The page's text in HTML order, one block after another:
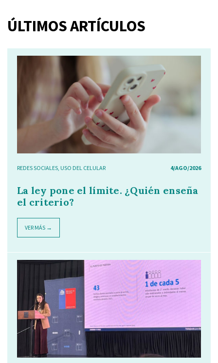
ÚLTIMOS ARTÍCULOS
REDES SOCIALES, USO DEL CELULAR 4/AGO/2026
La ley pone el límite. ¿Quién enseña
el criterio?
VER MÁS →